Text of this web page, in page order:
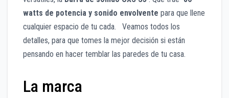
watts de potencia y sonido envolvente para que llene
cualquier espacio de tu cada. Veamos todos los
detalles, para que tomes la mejor decisión si están
pensando en hacer temblar las paredes de tu casa.
La marca